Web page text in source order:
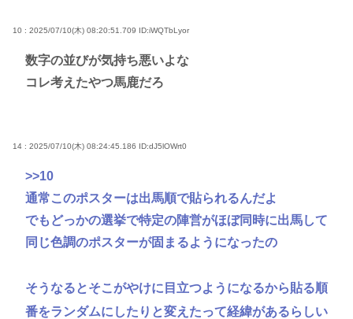
10 : 2025/07/10(木) 08:20:51.709 ID:iWQTbLyor
数字の並びが気持ち悪いよな
コレ考えたやつ馬鹿だろ
14 : 2025/07/10(木) 08:24:45.186 ID:dJ5lOWrt0
>>10
通常このポスターは出馬順で貼られるんだよ
でもどっかの選挙で特定の陣営がほぼ同時に出馬して
同じ色調のポスターが固まるようになったの
そうなるとそこがやけに目立つようになるから貼る順
番をランダムにしたりと変えたって経緯があるらしい